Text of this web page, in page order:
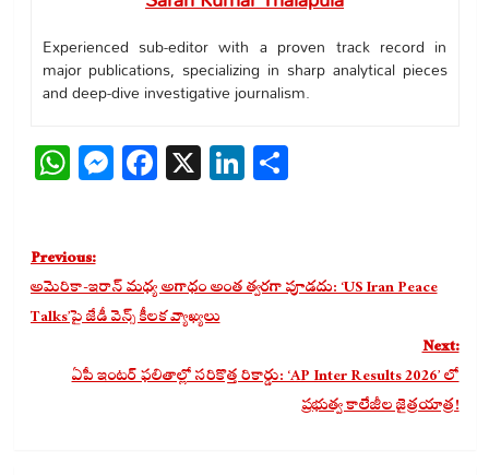
Experienced sub-editor with a proven track record in
major publications, specializing in sharp analytical pieces
and deep-dive investigative journalism.
WhatsApp
Messenger
Facebook
X LinkedIn
Share
Post
navigation
Previous:
అమెరికా-ఇరాన్ మధ్య అగాధం అంత త్వరగా పూడదు: ‘US Iran Peace
Talks’పై జేడీ వెన్స్ కీలక వ్యాఖ్యలు
Next:
ఏపీ ఇంటర్ ఫలితాల్లో సరికొత్త రికార్డు: ‘AP Inter Results 2026’ లో
ప్రభుత్వ కాలేజీల జైత్రయాత్ర!